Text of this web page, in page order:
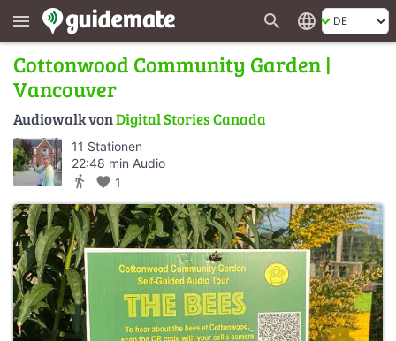
menu search language
Cottonwood Community Garden |
Vancouver
Audiowalk vonDigital Stories Canada
11 Stationen
22:48 min Audio
directions_walk favorite 1